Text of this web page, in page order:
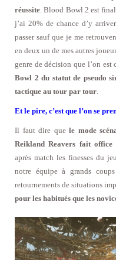
réussite. Blood Bowl 2 est
j’ai 20% de chance d’y
passer sauf que je me
en deux un de mes autres
genre de décision que l’on est
Bowl 2 du statut de pseudo
tactique au tour par tour.
Et le pire, c’est que l’on se
Il faut dire quele mode
Reikland Reavers fait
après match les finesses du
notre équipe à grands
retournements de situations
pour les habitués que les